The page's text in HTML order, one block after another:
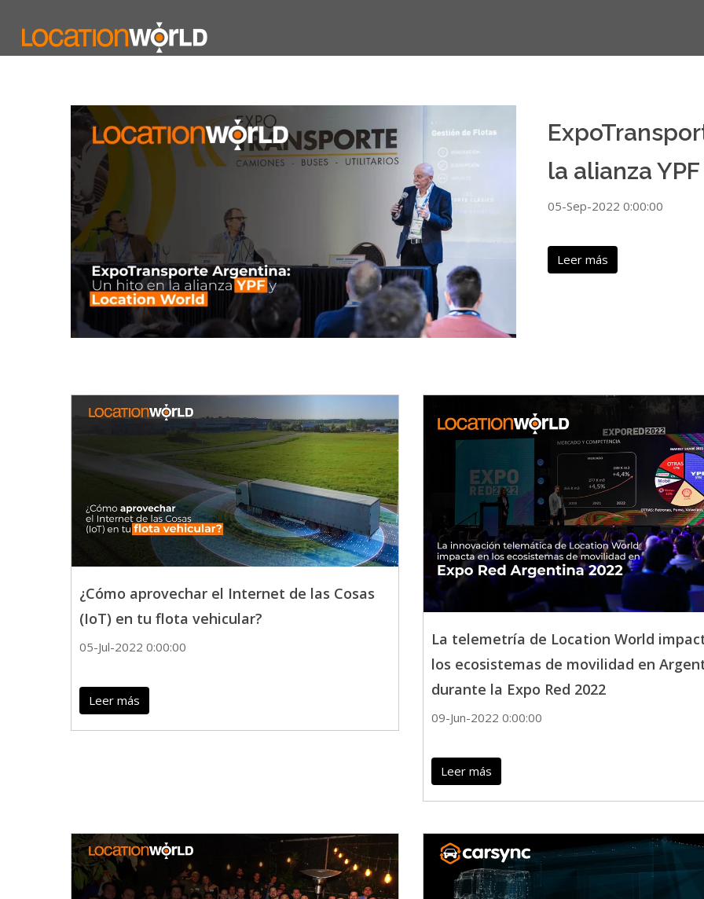
la alianza
05-Sep-2022 0:00:00
Leer más
¿Cómo aprovechar el Internet de las Cosas
(IoT) en tu flota vehicular?
05-Jul-2022 0:00:00
Leer más
La telemetría de Location World
los ecosistemas de movilidad en
durante la Expo Red 2022
09-Jun-2022 0:00:00
Leer más